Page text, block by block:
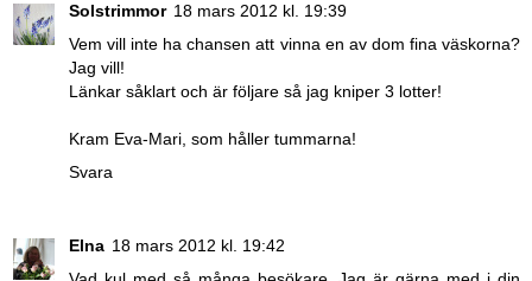
Solstrimmor 18 mars 2012 kl. 19:39
Vem vill inte ha chansen att vinna en av dom fina väskorna?
Jag vill!
Länkar såklart och är följare så jag kniper 3 lotter!
Kram Eva-Mari, som håller tummarna!
Svara
Elna 18 mars 2012 kl. 19:42